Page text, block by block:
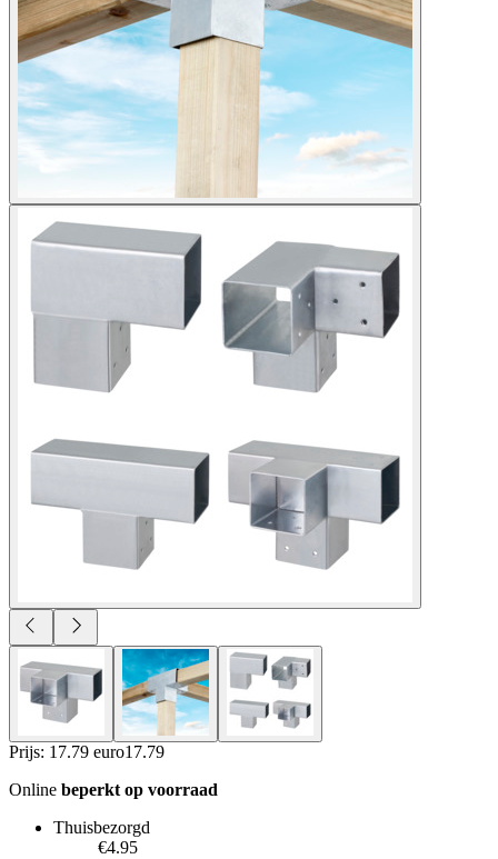
Prijs: 17.79 euro17.79
Online beperkt op voorraad
Thuisbezorgd
€4.95